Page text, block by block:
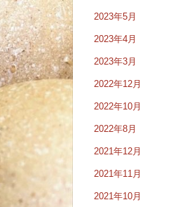
2023年5月
2023年4月
2023年3月
2022年12月
2022年10月
2022年8月
2021年12月
2021年11月
2021年10月